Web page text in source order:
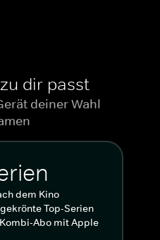
dir passt
deiner Wahl
dem Kino
Top-Serien
Abo mit Apple